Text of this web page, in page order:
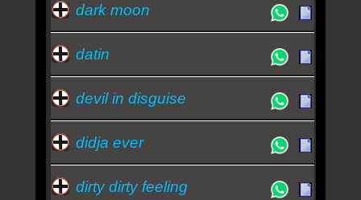
dark moon
datin
devil in disguise
didja ever
dirty dirty feeling